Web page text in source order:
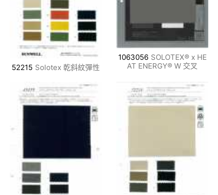
52215 Solotex 乾斜紋彈性
1063056 SOLOTEX® x HE
AT ENERGY® W 交叉